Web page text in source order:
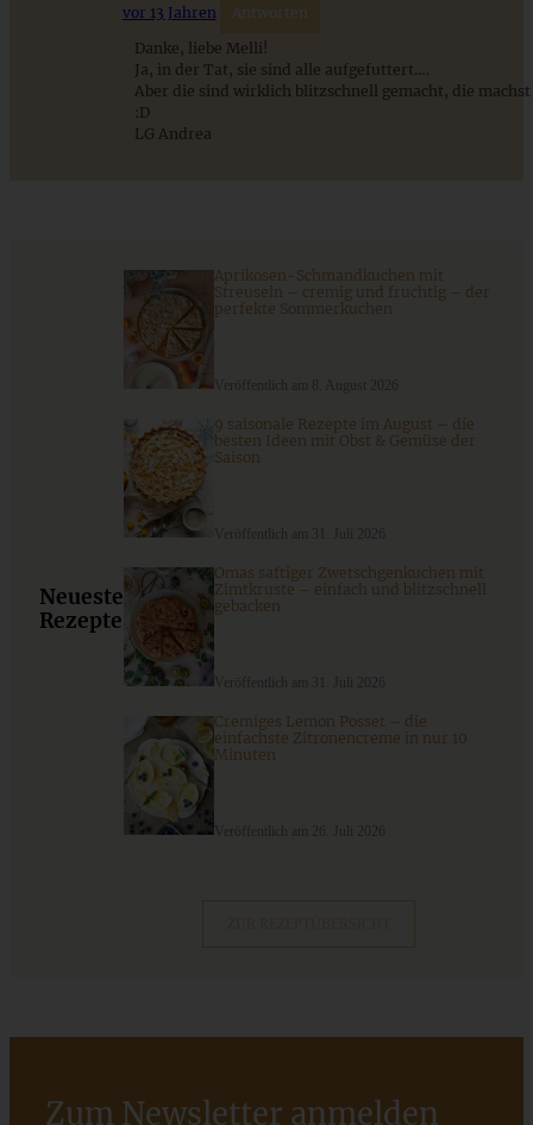
Saftige Donauwellen-Muffins
ZUM BEITRAG
Einfache Sauerteigbrötchen mit Leinsamen - knusprig,
saftig und gelingsicher
ZUM BEITRAG
vor 13 Jahren Antworten
Danke, liebe Melli!
Ja, in der Tat, sie sind alle aufgefuttert….
Aber die sind wirklich blitzschnell gemacht, die
:D
LG Andrea
Neueste
Rezepte
Aprikosen-Schmandkuchen mit
Streuseln – cremig und fruchtig – der
perfekte Sommerkuchen
9 saisonale Rezepte im August – die
besten Ideen mit Obst & Gemüse der
Saison
Omas saftiger Zwetschgenkuchen mit
Zimtkruste – einfach und blitzschnell
gebacken
Cremiges Lemon Posset – die
einfachste Zitronencreme in nur 10
Minuten
Zum Newsletter anmelden